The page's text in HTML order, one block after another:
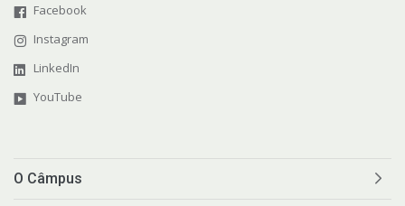
Facebook
Instagram
LinkedIn
YouTube
O Câmpus